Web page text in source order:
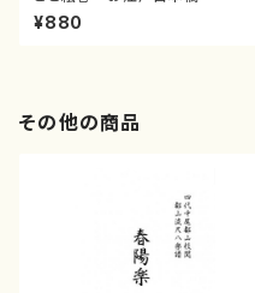
¥880
その他の商品